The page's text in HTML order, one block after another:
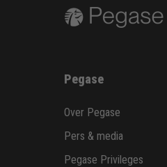
Pegase
Over Pegase
Pers & media
Pegase Privileges